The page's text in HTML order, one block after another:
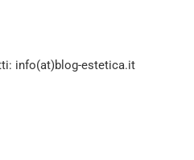
info(at)blog-estetica.it